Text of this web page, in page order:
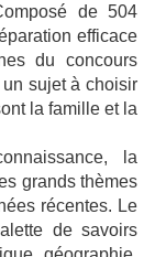
de 504
efficace
du concours
sujet à choisir
la famille et la
la
grands thèmes
récentes. Le
de savoirs